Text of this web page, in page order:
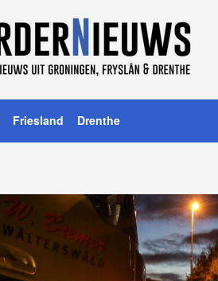
Friesland Drenthe